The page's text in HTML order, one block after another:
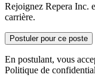
Rejoignez Repera Inc.
carrière.
Postuler pour ce poste
En postulant, vous
Politique de